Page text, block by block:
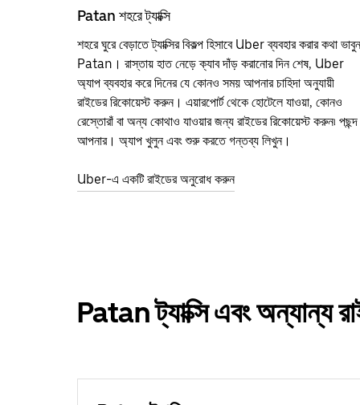
Patan শহরে ট্যাক্সি
শহরে ঘুরে বেড়াতে ট্যাক্সির বিকল্প হিসাবে Uber ব্যবহার করার কথা ভাবুন
Patan। রাস্তায় হাত নেড়ে ক্যাব দাঁড় করানোর দিন শেষ, Uber
অ্যাপ ব্যবহার করে দিনের যে কোনও সময় আপনার চাহিদা অনুযায়ী
রাইডের রিকোয়েস্ট করুন। এয়ারপোর্ট থেকে হোটেলে যাওয়া, কোনও
রেস্তোরাঁ বা অন্য কোথাও যাওয়ার জন্য রাইডের রিকোয়েস্ট করুন৷ পছন্দ
আপনার। অ্যাপ খুলুন এবং শুরু করতে গন্তব্য লিখুন।
Uber-এ একটি রাইডের অনুরোধ করুন
Patan ট্যাক্সি এবং অন্যান্য